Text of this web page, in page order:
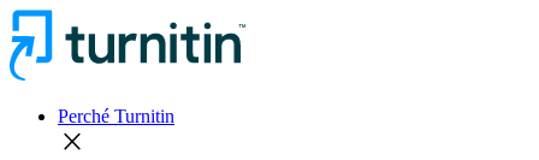
Perché Turnitin
close